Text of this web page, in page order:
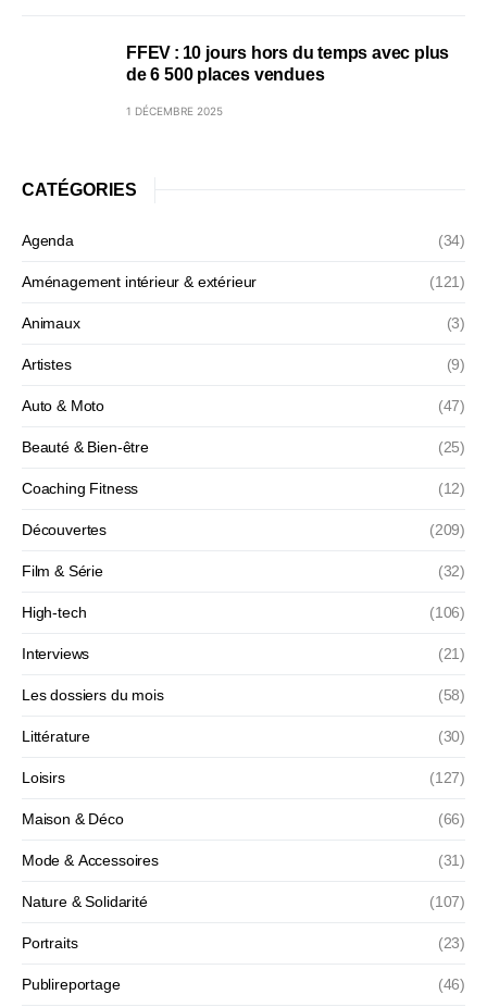
FFEV : 10 jours hors du temps avec plus
de 6 500 places vendues
1 DÉCEMBRE 2025
CATÉGORIES
Agenda (34)
Aménagement intérieur & extérieur (121)
Animaux (3)
Artistes (9)
Auto & Moto (47)
Beauté & Bien-être (25)
Coaching Fitness (12)
Découvertes (209)
Film & Série (32)
High-tech (106)
Interviews (21)
Les dossiers du mois (58)
Littérature (30)
Loisirs (127)
Maison & Déco (66)
Mode & Accessoires (31)
Nature & Solidarité (107)
Portraits (23)
Publireportage (46)